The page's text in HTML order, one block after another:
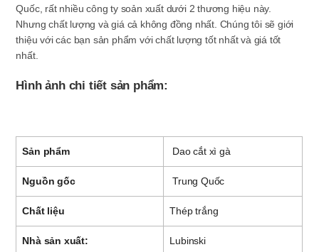
Quốc, rất nhiều công ty soản xuất dưới 2 thương hiệu này.
Nhưng chất lượng và giá cả không đồng nhất. Chúng tôi sẽ giới
thiệu với các bạn sản phẩm với chất lượng tốt nhất và giá tốt
nhất.
Hình ảnh chi tiết sản phẩm:
Sản phẩm Dao cắt xì gà
Nguồn gốc Trung Quốc
Chất liệu Thép trắng
Nhà sản xuất: Lubinski